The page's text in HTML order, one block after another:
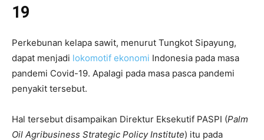
19
Perkebunan kelapa sawit, menurut Tungkot Sipayung,
dapat menjadi lokomotif ekonomi Indonesia pada masa
pandemi Covid-19. Apalagi pada masa pasca pandemi
penyakit tersebut.
Hal tersebut disampaikan Direktur Eksekutif PASPI (Palm
Oil Agribusiness Strategic Policy Institute) itu pada